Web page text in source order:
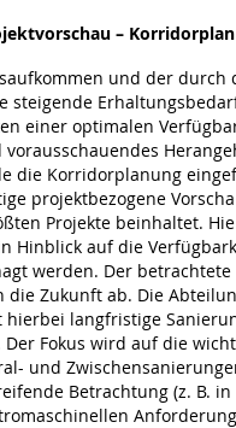
–
und der durch
steigende
einer optimalen
die Korridorplanung
projektbezogene
Projekte beinhaltet.
Hinblick auf die
werden. Der
die Zukunft ab. Die
langfristige
Fokus wird auf die
und
Betrachtung (z. B.